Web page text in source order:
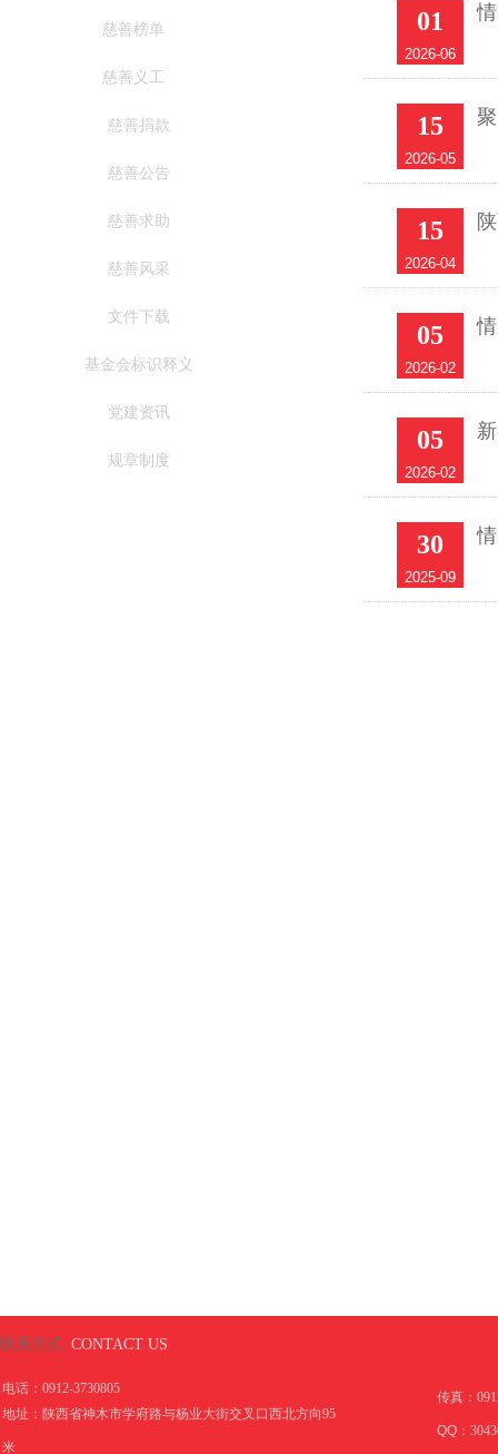
慈善榜单
慈善义工
慈善捐款
慈善公告
慈善求助
慈善风采
文件下载
基金会标识释义
党建资讯
规章制度
01
2026-06
15
2026-05
15
2026-04
05
2026-02
05
2026-02
30
2025-09
联系方式 CONTACT US
电话：0912-3730805
地址：陕西省神木市学府路与杨业大街交叉口西北方向95
米
传真：
QQ：